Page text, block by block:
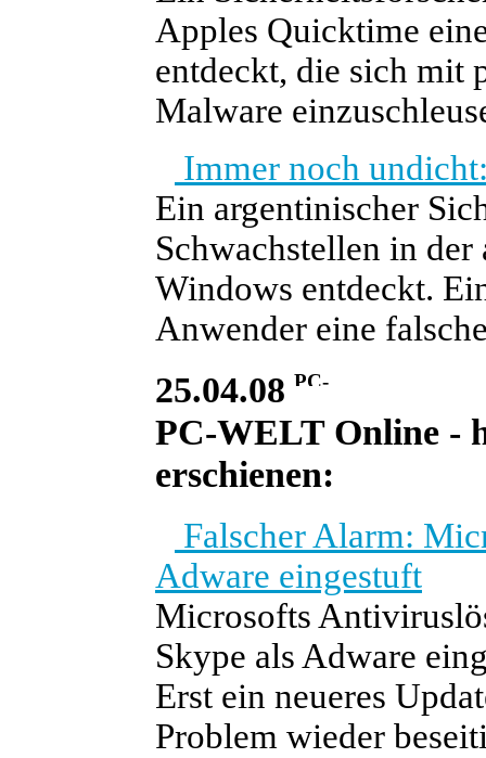
Apples Quicktime
entdeckt, die sich mit
Malware
Immer noch
Ein argentinischer
Schwachstellen in
Windows entdeckt.
Anwender eine
25.04.08
PC-WELT Online -
erschienen:
Falscher Alarm:
Adware eingestuft
Microsofts
Skype als Adware
Erst ein neueres
Problem wieder